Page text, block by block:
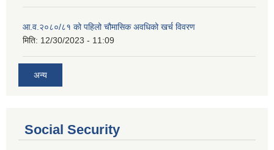
आ.व.२०८०/८१ को पहिलो चौमासिक अवधिको खर्च विवरण
मिति: 12/30/2023 - 11:09
अन्य
Social Security